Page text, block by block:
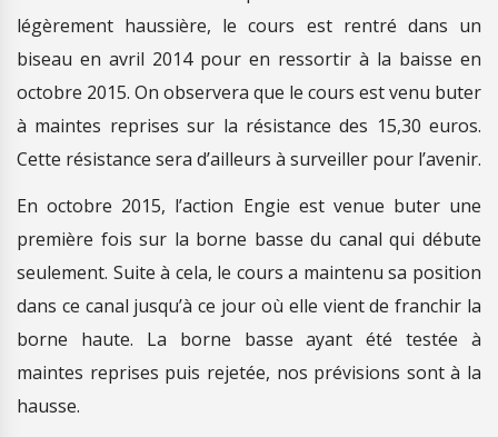
légèrement haussière, le cours est rentré dans un
biseau en avril 2014 pour en ressortir à la baisse en
octobre 2015. On observera que le cours est venu buter
à maintes reprises sur la résistance des 15,30 euros.
Cette résistance sera d’ailleurs à surveiller pour l’avenir.
En octobre 2015, l’action Engie est venue buter une
première fois sur la borne basse du canal qui débute
seulement. Suite à cela, le cours a maintenu sa position
dans ce canal jusqu’à ce jour où elle vient de franchir la
borne haute. La borne basse ayant été testée à
maintes reprises puis rejetée, nos prévisions sont à la
hausse.